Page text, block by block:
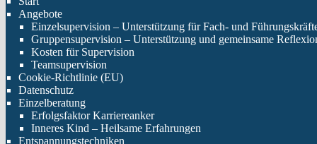
Angebote
Einzelsupervision – Unterstützung für Fach- und
Gruppensupervision – Unterstützung und gemeinsame
Kosten für Supervision
Teamsupervision
Cookie-Richtlinie (EU)
Datenschutz
Einzelberatung
Erfolgsfaktor Karriereanker
Inneres Kind – Heilsame Erfahrungen
Entspannungstechniken